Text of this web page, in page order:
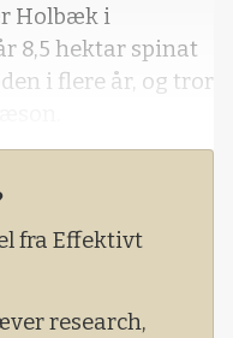
Holbæk i
8,5 hektar spinat
i flere år, og tror
fra Effektivt
research,